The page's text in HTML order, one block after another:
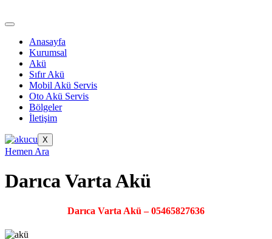
Anasayfa
Kurumsal
Akü
Sıfır Akü
Mobil Akü Servis
Oto Akü Servis
Bölgeler
İletişim
X
Hemen Ara
Darıca Varta Akü
Darıca Varta Akü – 05465827636